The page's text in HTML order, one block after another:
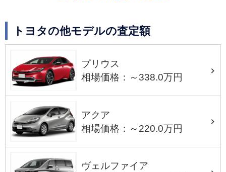
トヨタの他モデルの査定額
プリウス
相場価格：～338.0万円
アクア
相場価格：～220.0万円
ヴェルファイア